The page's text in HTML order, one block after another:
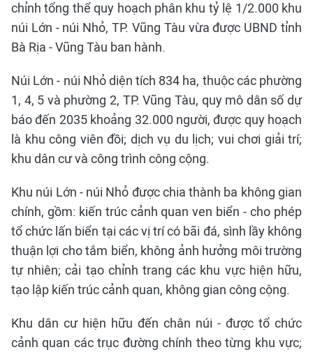
chỉnh tổng thể quy hoạch phân khu tỷ lệ 1/2.000 khu
núi Lớn - núi Nhỏ, TP. Vũng Tàu vừa được UBND tỉnh
Bà Rịa - Vũng Tàu ban hành.
Núi Lớn - núi Nhỏ diện tích 834 ha, thuộc các phường
1, 4, 5 và phường 2, TP. Vũng Tàu, quy mô dân số dự
báo đến 2035 khoảng 32.000 người, được quy hoạch
là khu công viên đồi; dịch vụ du lịch; vui chơi giải trí;
khu dân cư và công trình công cộng.
Khu núi Lớn - núi Nhỏ được chia thành ba không gian
chính, gồm: kiến trúc cảnh quan ven biển - cho phép
tổ chức lấn biển tại các vị trí có bãi đá, sình lầy không
thuận lợi cho tắm biển, không ảnh hưởng môi trường
tự nhiên; cải tạo chỉnh trang các khu vực hiện hữu,
tạo lập kiến trúc cảnh quan, không gian công cộng.
Khu dân cư hiện hữu đến chân núi - được tổ chức
cảnh quan các trục đường chính theo từng khu vực;